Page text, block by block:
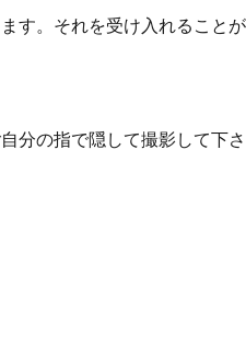
す。それを受け入れること
分の指で隠して撮影して下